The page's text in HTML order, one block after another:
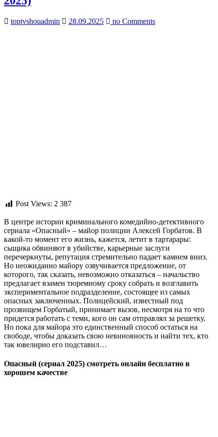
toptvshouadmin 28.09.2025 no Comments
Post Views: 2 387
В центре истории криминального комедийно-детективного
сериала «Опасный» – майор полиции Алексей Горбатов. В
какой-то момент его жизнь, кажется, летит в тартарары:
сыщика обвиняют в убийстве, карьерные заслуги
перечеркнуты, репутация стремительно падает камнем вниз.
Но неожиданно майору озвучивается предложение, от
которого, так сказать, невозможно отказаться – начальство
предлагает взамен тюремному сроку собрать и возглавить
экспериментальное подразделение, состоящее из самых
опасных заключенных. Полицейский, известный под
прозвищем Горбатый, принимает вызов, несмотря на то что
придется работать с теми, кого он сам отправлял за решетку.
Но пока для майора это единственный способ остаться на
свободе, чтобы доказать свою невиновность и найти тех, кто
так ювелирно его подставил…
Опасный (сериал 2025) смотреть онлайн бесплатно в
хорошем качестве